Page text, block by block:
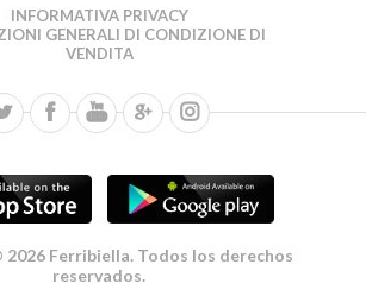
INFORMATIVA PRIVACY
GENERALI DI CONDIZIONE DI
VENDITA
Ferribiella. Todos los derechos
reservados.